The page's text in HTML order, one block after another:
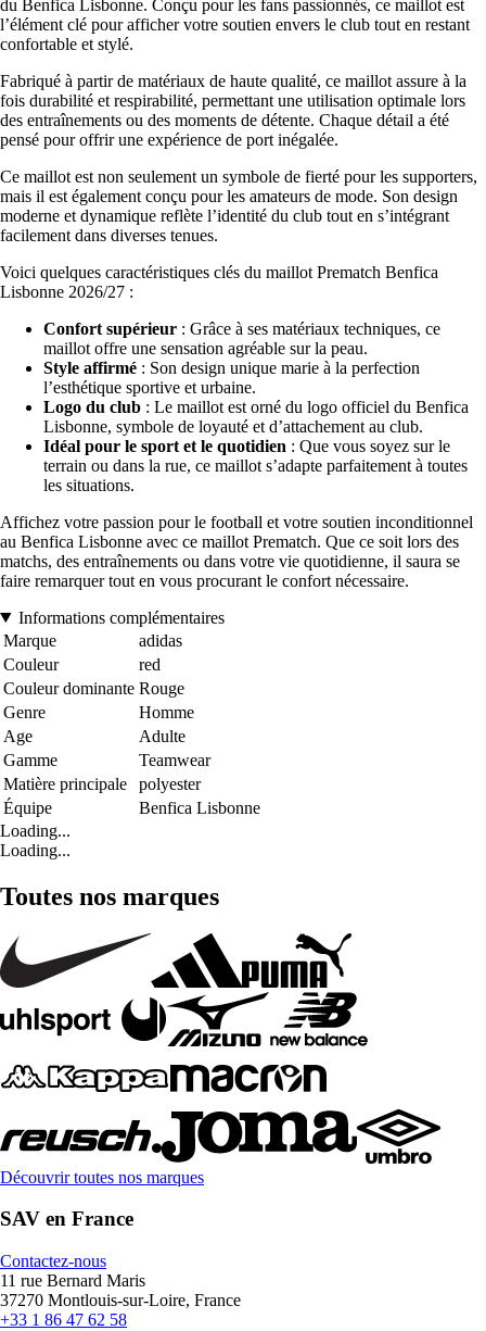
du Benfica Lisbonne. Conçu pour les fans passionnés, ce maillot est
l’élément clé pour afficher votre soutien envers le club tout en restant
confortable et stylé.
Fabriqué à partir de matériaux de haute qualité, ce maillot assure à la
fois durabilité et respirabilité, permettant une utilisation optimale lors
des entraînements ou des moments de détente. Chaque détail a été
pensé pour offrir une expérience de port inégalée.
Ce maillot est non seulement un symbole de fierté pour les supporters,
mais il est également conçu pour les amateurs de mode. Son design
moderne et dynamique reflète l’identité du club tout en s’intégrant
facilement dans diverses tenues.
Voici quelques caractéristiques clés du maillot Prematch Benfica
Lisbonne 2026/27 :
Confort supérieur : Grâce à ses matériaux techniques, ce
maillot offre une sensation agréable sur la peau.
Style affirmé : Son design unique marie à la perfection
l’esthétique sportive et urbaine.
Logo du club : Le maillot est orné du logo officiel du Benfica
Lisbonne, symbole de loyauté et d’attachement au club.
Idéal pour le sport et le quotidien : Que vous soyez sur le
terrain ou dans la rue, ce maillot s’adapte parfaitement à toutes
les situations.
Affichez votre passion pour le football et votre soutien inconditionnel
au Benfica Lisbonne avec ce maillot Prematch. Que ce soit lors des
matchs, des entraînements ou dans votre vie quotidienne, il saura se
faire remarquer tout en vous procurant le confort nécessaire.
Informations complémentaires
Marque
adidas
Couleur
red
Couleur dominante Rouge
Genre
Homme
Age
Adulte
Gamme
Teamwear
Matière principale
polyester
Équipe
Benfica Lisbonne
Loading...
Loading...
Toutes nos marques
Découvrir toutes nos marques
SAV en France
Contactez-nous
11 rue Bernard Maris
37270 Montlouis-sur-Loire, France
+33 1 86 47 62 58